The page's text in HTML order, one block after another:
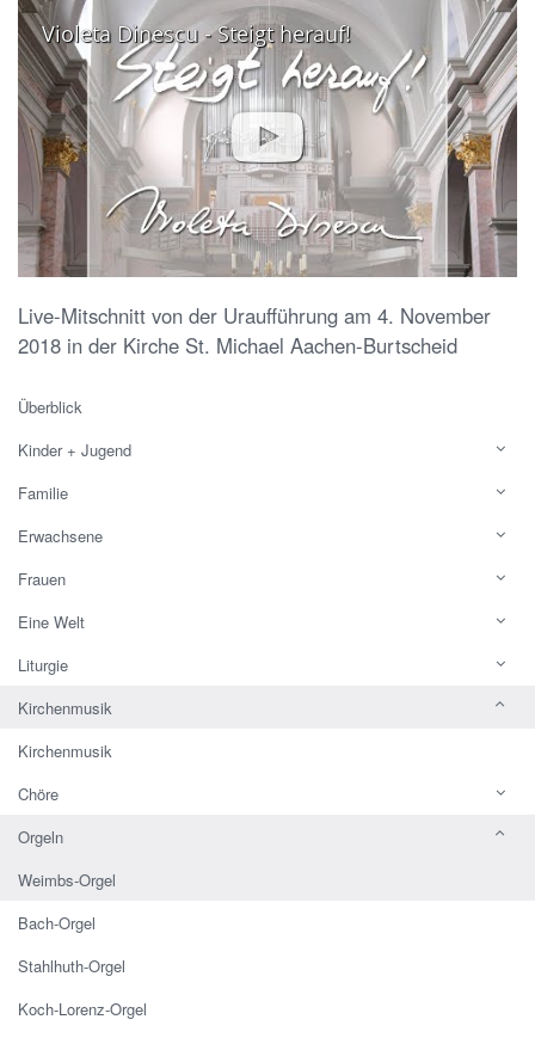
Violeta Dinescu - Steigt herauf!
Live-Mitschnitt von der Uraufführung am 4. November
2018 in der Kirche St. Michael Aachen-Burtscheid
Überblick
Kinder + Jugend
Familie
Erwachsene
Frauen
Eine Welt
Liturgie
Kirchenmusik
Kirchenmusik
Chöre
Orgeln
Weimbs-Orgel
Bach-Orgel
Stahlhuth-Orgel
Koch-Lorenz-Orgel